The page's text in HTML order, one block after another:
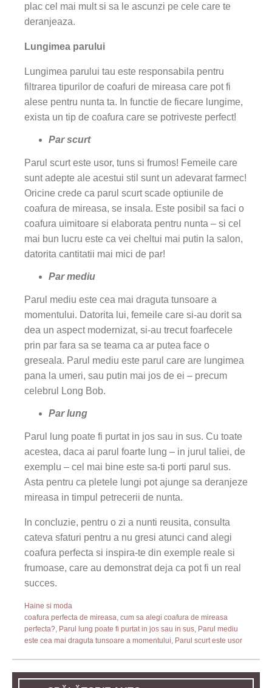
plac cel mai mult si sa le ascunzi pe cele care te
deranjeaza.
Lungimea parului
Lungimea parului tau este responsabila pentru
filtrarea tipurilor de coafuri de mireasa care pot fi
alese pentru nunta ta. In functie de fiecare lungime,
exista un tip de coafura care se potriveste perfect!
Par scurt
Parul scurt este usor, tuns si frumos! Femeile care
sunt adepte ale acestui stil sunt un adevarat farmec!
Oricine crede ca parul scurt scade optiunile de
coafura de mireasa, se insala. Este posibil sa faci o
coafura uimitoare si elaborata pentru nunta – si cel
mai bun lucru este ca vei cheltui mai putin la salon,
datorita cantitatii mai mici de par!
Par mediu
Parul mediu este cea mai draguta tunsoare a
momentului. Datorita lui, femeile care si-au dorit sa
dea un aspect modernizat, si-au trecut foarfecele
prin par fara sa se teama ca ar putea face o
greseala. Parul mediu este parul care are lungimea
pana la umeri, sau putin mai jos de ei – precum
celebrul Long Bob.
Par lung
Parul lung poate fi purtat in jos sau in sus. Cu toate
acestea, daca ai parul foarte lung – in jurul taliei, de
exemplu – cel mai bine este sa-ti porti parul sus.
Asta pentru ca pletele lungi pot ajunge sa deranjeze
mireasa in timpul petrecerii de nunta.
In concluzie, pentru o zi a nunti reusita, consulta
cateva sfaturi pentru a nu gresi atunci cand alegi
coafura perfecta si inspira-te din exemple reale si
frumoase, care au demonstrat deja ca pot fi un real
succes.
Haine si moda
coafura perfecta de mireasa, cum sa alegi coafura de mireasa
perfecta?, Parul lung poate fi purtat in jos sau in sus, Parul mediu
este cea mai draguta tunsoare a momentului, Parul scurt este usor